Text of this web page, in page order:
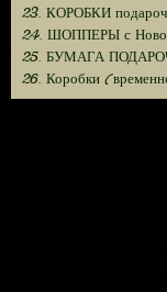
23. КОРОБКИ
24. ШОППЕРЫ с
25. БУМАГА
26. Коробки